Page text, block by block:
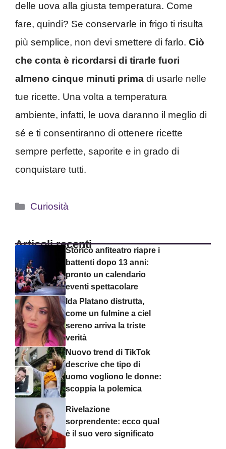
delle uova alla giusta temperatura. Come
fare, quindi? Se conservarle in frigo ti risulta
più semplice, non devi smettere di farlo. Ciò
che conta è ricordarsi di tirarle fuori
almeno cinque minuti prima di usarle nelle
tue ricette. Una volta a temperatura
ambiente, infatti, le uova daranno il meglio di
sé e ti consentiranno di ottenere ricette
sempre perfette, saporite e in grado di
conquistare tutti.
Categorie
Curiosità
Articoli recentiStorico anfiteatro riapre i
battenti dopo 13 anni:
pronto un calendario
eventi spettacolare
Ida Platano distrutta,
come un fulmine a ciel
sereno arriva la triste
verità
Nuovo trend di TikTok
descrive che tipo di
uomo vogliono le donne:
scoppia la polemica
Rivelazione
sorprendente: ecco qual
è il suo vero significato